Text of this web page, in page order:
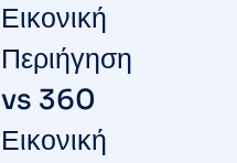
Εικονική
Περιήγηση
vs 360
Εικονική